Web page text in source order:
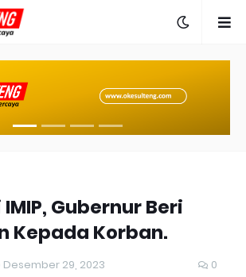
Gubernur Beri
Kepada Korban.
Desember 29, 2023 0